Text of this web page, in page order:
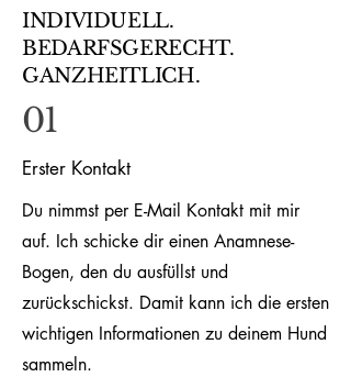
INDIVIDUELL.
BEDARFSGERECHT.
GANZHEITLICH.
01
Erster Kontakt
Du nimmst per E-Mail Kontakt mit mir
auf. Ich schicke dir einen Anamnese-
Bogen, den du ausfüllst und
zurückschickst. Damit kann ich die ersten
wichtigen Informationen zu deinem Hund
sammeln.